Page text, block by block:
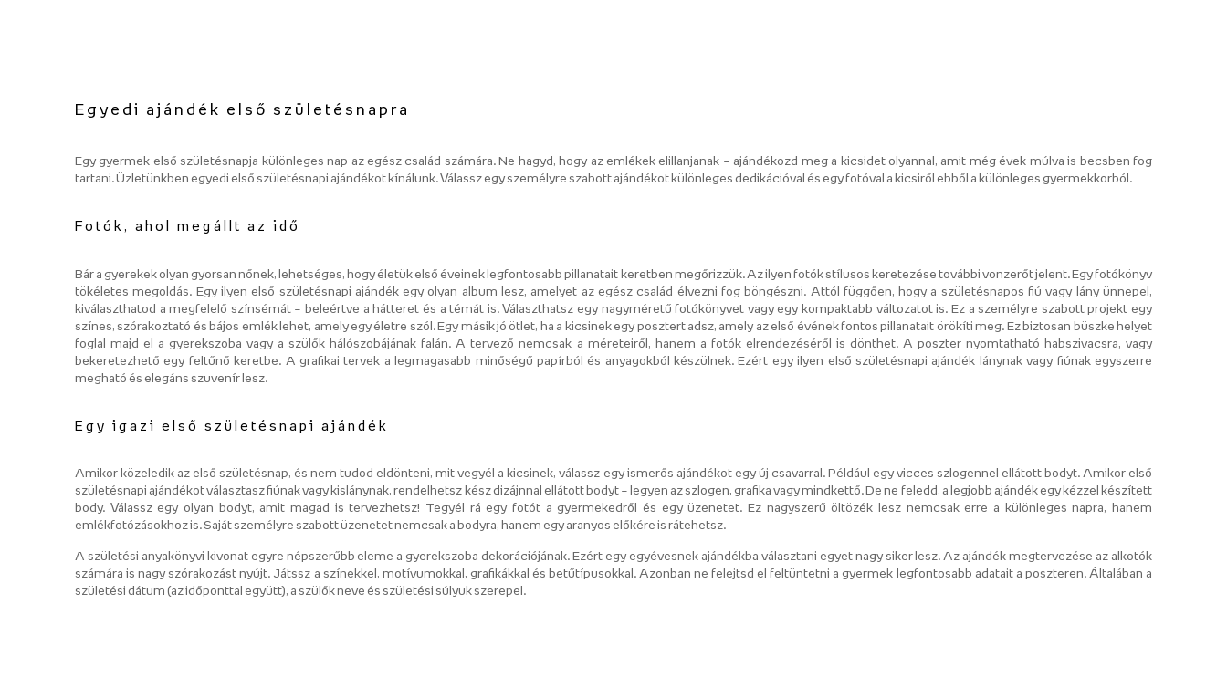
Egyedi ajándék első születésnapra
Egy gyermek első születésnapja különleges nap az egész család számára. Ne hagyd, hogy az emlékek elillanjanak – ajándékozd meg a kicsidet olyannal, amit még évek múlva is becsben fog
tartani. Üzletünkben egyedi első születésnapi ajándékot kínálunk. Válassz egy személyre szabott ajándékot különleges dedikációval és egy fotóval a kicsiről ebből a különleges gyermekkorból.
Fotók, ahol megállt az idő
Bár a gyerekek olyan gyorsan nőnek, lehetséges, hogy életük első éveinek legfontosabb pillanatait keretben megőrizzük. Az ilyen fotók stílusos keretezése további vonzerőt jelent. Egy fotókönyv
tökéletes megoldás. Egy ilyen első születésnapi ajándék egy olyan album lesz, amelyet az egész család élvezni fog böngészni. Attól függően, hogy a születésnapos fiú vagy lány ünnepel,
kiválaszthatod a megfelelő színsémát – beleértve a hátteret és a témát is. Választhatsz egy nagyméretű fotókönyvet vagy egy kompaktabb változatot is. Ez a személyre szabott projekt egy
színes, szórakoztató és bájos emlék lehet, amely egy életre szól. Egy másik jó ötlet, ha a kicsinek egy posztert adsz, amely az első évének fontos pillanatait örökíti meg. Ez biztosan büszke helyet
foglal majd el a gyerekszoba vagy a szülők hálószobájának falán. A tervező nemcsak a méreteiről, hanem a fotók elrendezéséről is dönthet. A poszter nyomtatható habszivacsra, vagy
bekeretezhető egy feltűnő keretbe. A grafikai tervek a legmagasabb minőségű papírból és anyagokból készülnek. Ezért egy ilyen első születésnapi ajándék lánynak vagy fiúnak egyszerre
megható és elegáns szuvenír lesz.
Egy igazi első születésnapi ajándék
Amikor közeledik az első születésnap, és nem tudod eldönteni, mit vegyél a kicsinek, válassz egy ismerős ajándékot egy új csavarral. Például egy vicces szlogennel ellátott bodyt. Amikor első
születésnapi ajándékot választasz fiúnak vagy kislánynak, rendelhetsz kész dizájnnal ellátott bodyt – legyen az szlogen, grafika vagy mindkettő. De ne feledd, a legjobb ajándék egy kézzel készített
body. Válassz egy olyan bodyt, amit magad is tervezhetsz! Tegyél rá egy fotót a gyermekedről és egy üzenetet. Ez nagyszerű öltözék lesz nemcsak erre a különleges napra, hanem
emlékfotózásokhoz is. Saját személyre szabott üzenetet nemcsak a bodyra, hanem egy aranyos előkére is rátehetsz.
A születési anyakönyvi kivonat egyre népszerűbb eleme a gyerekszoba dekorációjának. Ezért egy egyévesnek ajándékba választani egyet nagy siker lesz. Az ajándék megtervezése az alkotók
számára is nagy szórakozást nyújt. Játssz a színekkel, motívumokkal, grafikákkal és betűtípusokkal. Azonban ne felejtsd el feltüntetni a gyermek legfontosabb adatait a poszteren. Általában a
születési dátum (az időponttal együtt), a szülők neve és születési súlyuk szerepel.